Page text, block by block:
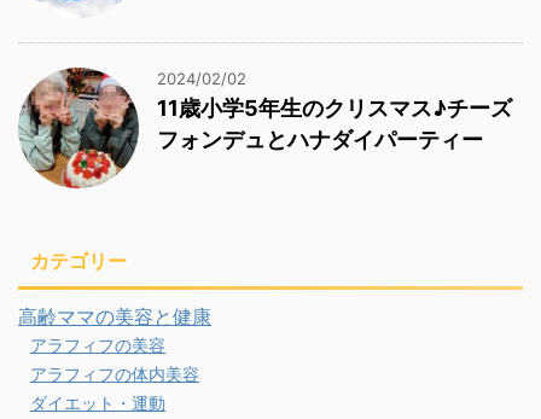
2024/02/02
11歳小学5年生のクリスマス♪チーズ
フォンデュとハナダイパーティー
カテゴリー
高齢ママの美容と健康
アラフィフの美容
アラフィフの体内美容
ダイエット・運動